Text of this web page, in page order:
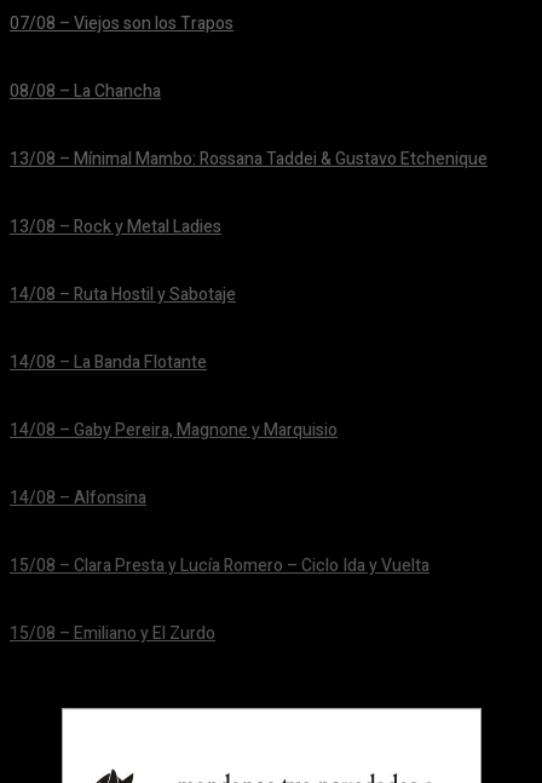
07/08 – Viejos son los Trapos
08/08 – La Chancha
13/08 – Mínimal Mambo: Rossana Taddei & Gustavo Etchenique
13/08 – Rock y Metal Ladies
14/08 – Ruta Hostil y Sabotaje
14/08 – La Banda Flotante
14/08 – Gaby Pereira, Magnone y Marquisio
14/08 – Alfonsina
15/08 – Clara Presta y Lucía Romero – Ciclo Ida y Vuelta
15/08 – Emiliano y El Zurdo